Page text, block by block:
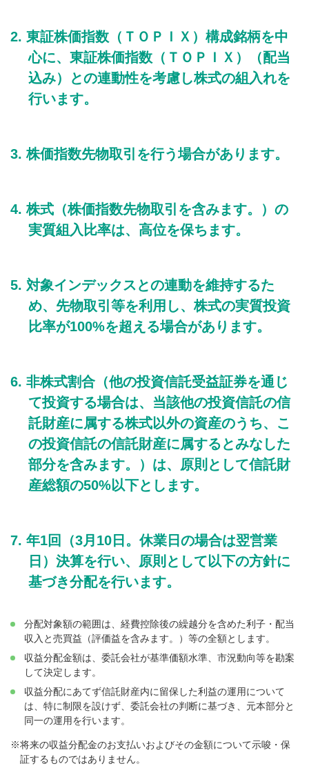
東証株価指数（ＴＯＰＩＸ）構成銘柄を中
心に、東証株価指数（ＴＯＰＩＸ）（配当
込み）との連動性を考慮し株式の組入れを
行います。
株価指数先物取引を行う場合があります。
株式（株価指数先物取引を含みます。）の
実質組入比率は、高位を保ちます。
対象インデックスとの連動を維持するた
め、先物取引等を利用し、株式の実質投資
比率が100%を超える場合があります。
非株式割合（他の投資信託受益証券を通じ
て投資する場合は、当該他の投資信託の信
託財産に属する株式以外の資産のうち、こ
の投資信託の信託財産に属するとみなした
部分を含みます。）は、原則として信託財
産総額の50%以下とします。
年1回（3月10日。休業日の場合は翌営業
日）決算を行い、原則として以下の方針に
基づき分配を行います。
分配対象額の範囲は、経費控除後の繰越分を含めた利子・配当
収入と売買益（評価益を含みます。）等の全額とします。
収益分配金額は、委託会社が基準価額水準、市況動向等を勘案
して決定します。
収益分配にあてず信託財産内に留保した利益の運用について
は、特に制限を設けず、委託会社の判断に基づき、元本部分と
同一の運用を行います。
将来の収益分配金のお支払いおよびその金額について示唆・保
証するものではありません。